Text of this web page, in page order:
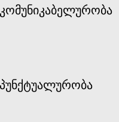
კომუნიკაბელურობა
პუნქტუალურობა